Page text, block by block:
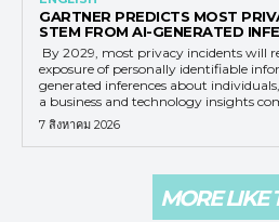
GARTNER PREDICTS MOST
STEM FROM AI-GENERATED
By 2029, most privacy incidents will
exposure of personally identifiable
generated inferences about
a business and technology insights
7 สิงหาคม 2026
MORE LIKE